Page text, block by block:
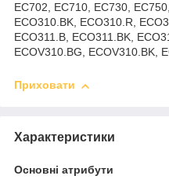
EC702, EC710, EC730,
ECO310.BK, ECO310.R,
ECO311.B, ECO311.BK,
ECOV310.BG, ECOV310.BK,
Приховати
Характеристики
Основні атрибути